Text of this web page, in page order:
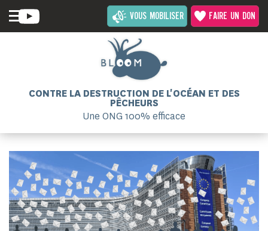
CONTRE LA DESTRUCTION DE L'OCÉAN ET DES
PÊCHEURS
Une ONG 100% efficace
VOUS MOBILISER FAIRE UN DON